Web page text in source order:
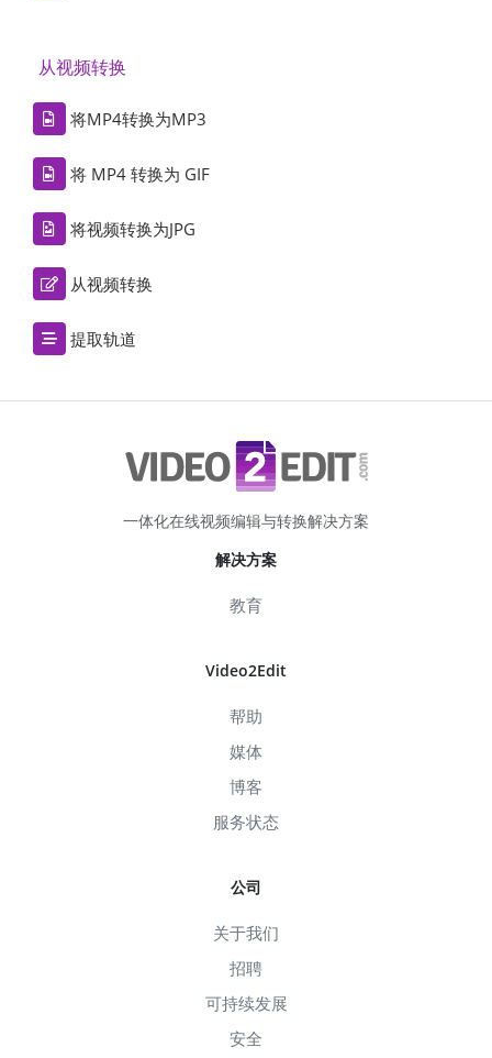
从视频转换
将MP4转换为MP3
将 MP4 转换为 GIF
将视频转换为JPG
从视频转换
提取轨道
一体化在线视频编辑与转换解决方案
解决方案
教育
Video2Edit
帮助
媒体
博客
服务状态
公司
关于我们
招聘
可持续发展
安全